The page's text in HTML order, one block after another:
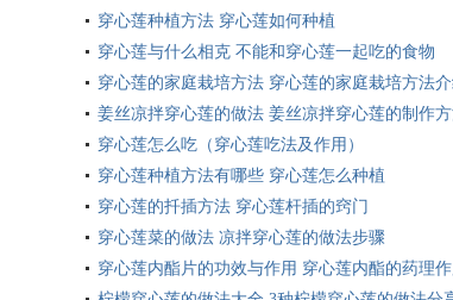
穿心莲种植方法 穿心莲如何种植
穿心莲与什么相克 不能和穿心莲一起吃的食物
穿心莲的家庭栽培方法 穿心莲的家庭栽培方法
姜丝凉拌穿心莲的做法 姜丝凉拌穿心莲的制作
穿心莲怎么吃（穿心莲吃法及作用）
穿心莲种植方法有哪些 穿心莲怎么种植
穿心莲的扦插方法 穿心莲杆插的窍门
穿心莲菜的做法 凉拌穿心莲的做法步骤
穿心莲内酯片的功效与作用 穿心莲内酯的药理作